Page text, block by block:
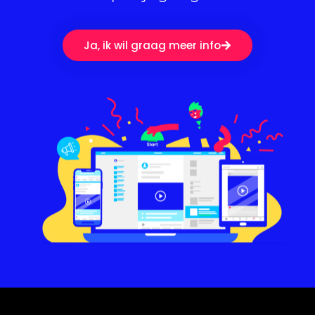
interesses van de doelgroep. Daarnaast
helpt AI bij het plannen van sociale media
posts, waardoor marketeers hun social
uitvoeren. Een ander belangrijk aspect is
data analyse. AI kan enorme
hoeveelheden data verwerken om
waardevolle inzichten te verkrijgen en
opkomende trends te identificeren. Dit
stelt bedrijven in staat om hun sociale
media activiteiten beter af te stemmen op
de behoeften en voorkeuren van hun
publiek. Bovendien kan AI taken
automatiseren, zoals het beantwoorden
Ja, ik wil graag meer info